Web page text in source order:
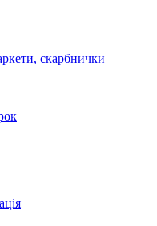
скарбнички